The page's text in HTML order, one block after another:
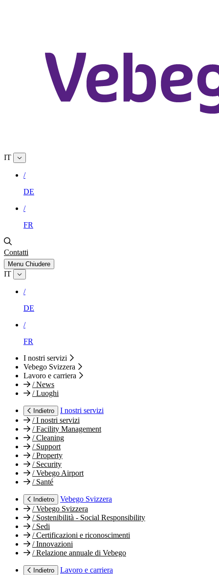
IT
/
DE
/
FR
Contatti
Menu Chiudere
IT
/
DE
/
FR
I nostri servizi
Vebego Svizzera
Lavoro e carriera
/News
/Luoghi
Indietro
I nostri servizi
/I nostri servizi
/Facility Management
/Cleaning
/Support
/Property
/Security
/Vebego Airport
/Santé
Indietro
Vebego Svizzera
/Vebego Svizzera
/Sostenibilità - Social Responsibility
/Sedi
/Certificazioni e riconoscimenti
/Innovazioni
/Relazione annuale di Vebego
Indietro
Lavoro e carriera